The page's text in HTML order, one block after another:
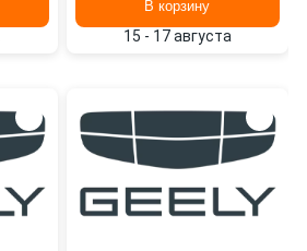
В корзину
15 - 17 августа